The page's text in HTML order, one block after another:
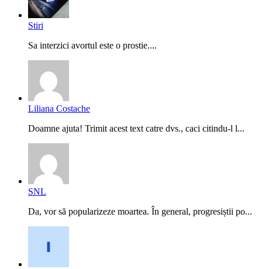
Stiri
Sa interzici avortul este o prostie....
Liliana Costache
Doamne ajuta! Trimit acest text catre dvs., caci citindu-l l...
SNL
Da, vor să popularizeze moartea. În general, progresiștii po...